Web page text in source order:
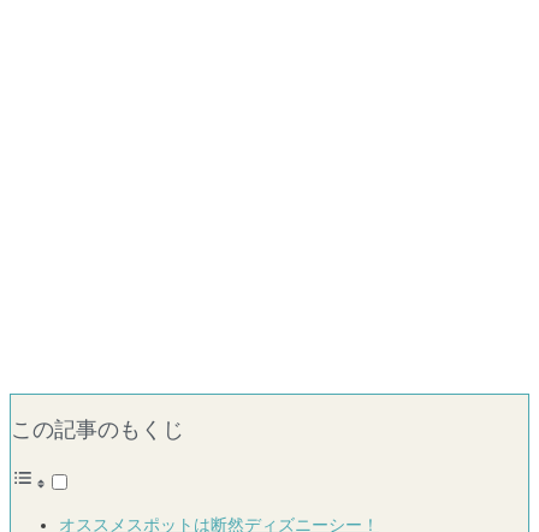
この記事のもくじ
オススメスポットは断然ディズニーシー！